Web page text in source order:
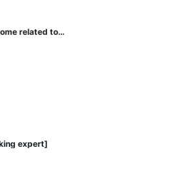
related to
/ Yukari's
expert]